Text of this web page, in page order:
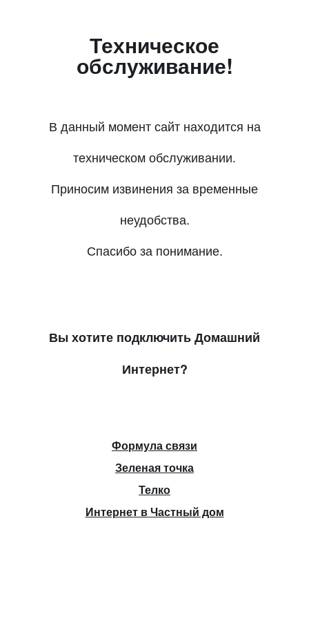
Техническое
обслуживание!
В данный момент сайт находится на
техническом обслуживании.
Приносим извинения за временные
неудобства.
Спасибо за понимание.
Вы хотите подключить Домашний
Интернет?
Формула связи
Зеленая точка
Телко
Интернет в Частный дом